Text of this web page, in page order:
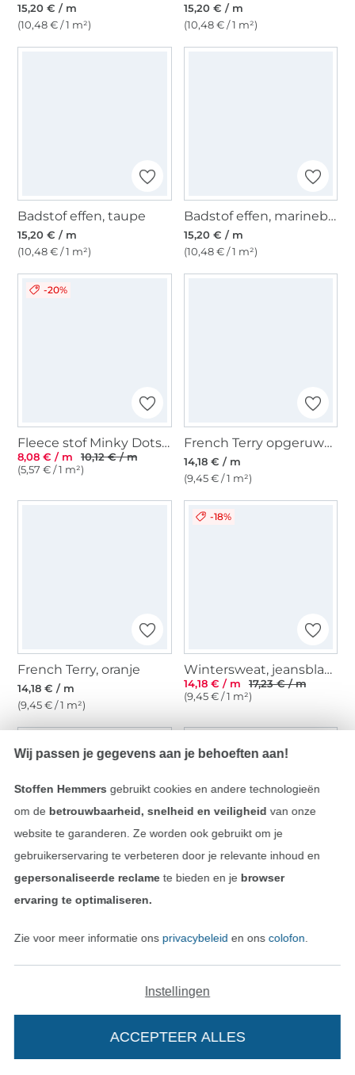
15,20 € / m
(10,48 € / 1 m²)
15,20 € / m
(10,48 € / 1 m²)
Badstof effen, taupe
15,20 € / m
(10,48 € / 1 m²)
Badstof effen, marineblauw
15,20 € / m
(10,48 € / 1 m²)
-20%
Fleece stof Minky Dots, lichfuchsia
8,08 € / m
10,12 € / m
(5,57 € / 1 m²)
French Terry opgeruwd, babyblauw
14,18 € / m
(9,45 € / 1 m²)
French Terry, oranje
14,18 € / m
(9,45 € / 1 m²)
-18%
Wintersweat, jeansblauw
14,18 € / m
17,23 € / m
(9,45 € / 1 m²)
14,18 € / m
15,20 € / m
(6,98 € / 1 m²)
Wij passen je gegevens aan je behoeften aan!
Stoffen Hemmers gebruikt cookies en andere technologieën
om de betrouwbaarheid, snelheid en veiligheid van onze
website te garanderen. Ze worden ook gebruikt om je
gebruikerservaring te verbeteren door je relevante inhoud en
gepersonaliseerde reclamete bieden en je browser
ervaring te optimaliseren.
Zie voor meer informatie ons privacybeleid en ons colofon
Instellingen
ACCEPTEER ALLES